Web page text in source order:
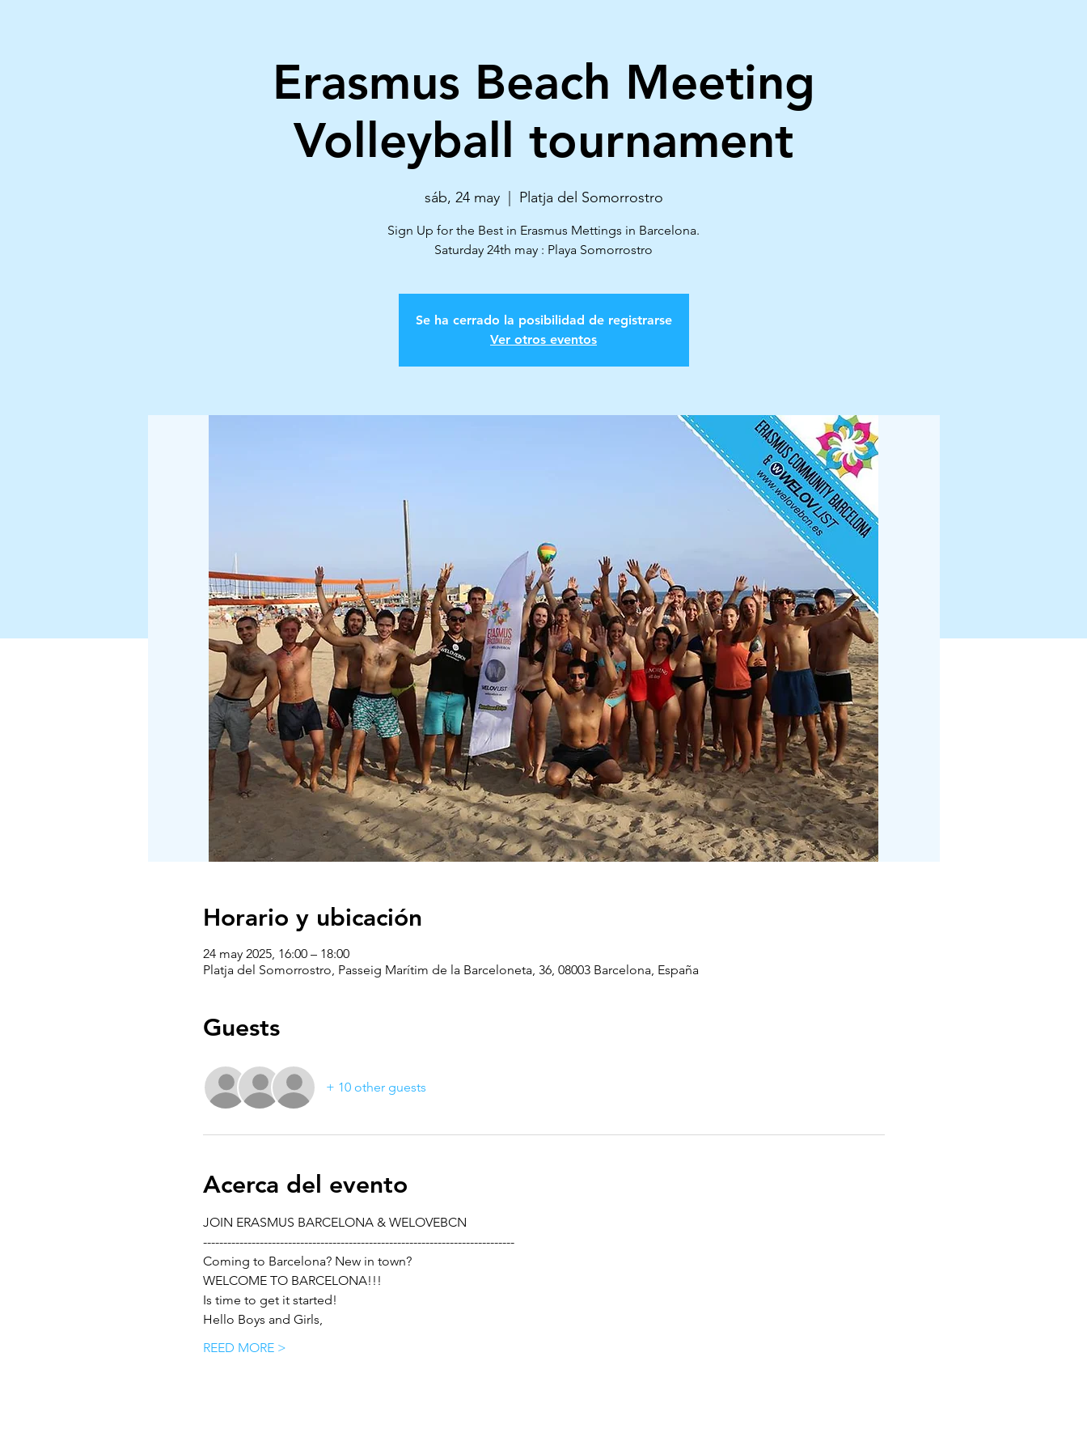
Erasmus Beach Meeting
Volleyball tournament
sáb, 24 may
  |
Platja del Somorrostro
Sign Up for the Best in Erasmus Mettings in Barcelona.
Se ha cerrado la posibilidad de registrarse
Ver otros eventos
Horario y ubicación
24 may 2025, 16:00 – 18:00
Platja del Somorrostro, Passeig Marítim de la Barceloneta, 36, 08003 Barcelona, España
Guests
+ 10 other guests
Acerca del evento
JOIN ERASMUS BARCELONA & WELOVEBCN
-----------------------------------------------------------------------------
Coming to Barcelona? New in town?
WELCOME TO BARCELONA!!!
Is time to get it started!
Hello Boys and Girls,
REED MORE >